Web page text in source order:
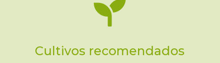

Cultivos recomendados